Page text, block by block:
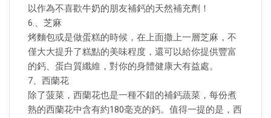
以作為不喜歡牛奶的朋友補鈣的天然補充劑！
6.、芝麻
烤麵包或是做蛋糕的時候，在上面撒上一層芝麻，不
僅大大提升了糕點的美味程度，還可以給你提供豐富
的鈣、蛋白質纖維，對你的身體健康大有益處。
7、西蘭花
除了菠菜，西蘭花也是一種不錯的補鈣蔬菜，每份煮
熟的西蘭花中含有約180毫克的鈣。值得一提的是，西